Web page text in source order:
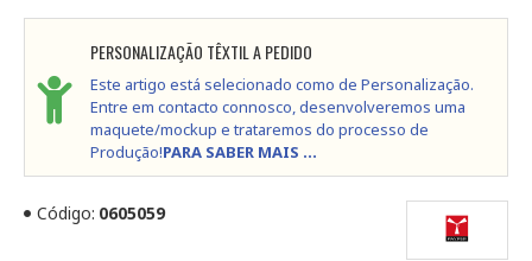
PERSONALIZAÇÃO TÊXTIL A PEDIDO
Este artigo está selecionado como de Personalização.
Entre em contacto connosco, desenvolveremos uma
maquete/mockup e trataremos do processo de
Produção!PARA SABER MAIS ...
Código: 0605059